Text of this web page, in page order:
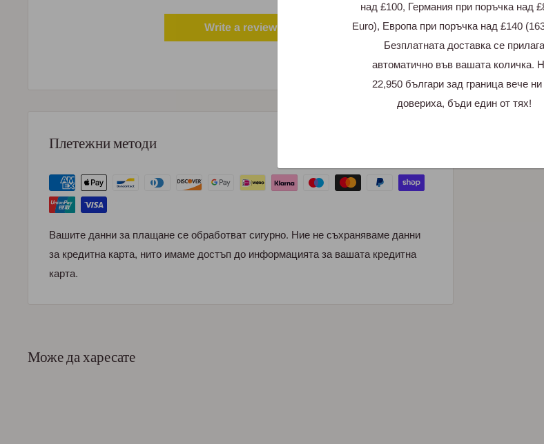
над £100, Германия при поръчка над
Euro), Европа при поръчка над £140
Безплатната доставка се прилага
автоматично във вашата количка.
22,950 българи зад граница вече
довериха, бъди един от тях!
Write a review
Плетежни методи
Вашите данни за плащане се обработват сигурно. Ние не съхраняваме данни
за кредитна карта, нито имаме достъп до информацията за вашата кредитна
карта.
Може да харесате